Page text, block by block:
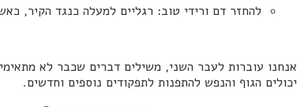
להחזר דם ורידי טוב: רגליים למעלה כנגד הקיר,
אנחנו עוברות לעבר השני, משילים דברים שכבר לא
יכולים הגוף והנפש להתפנות לתפקודים נוספים וחדשים.